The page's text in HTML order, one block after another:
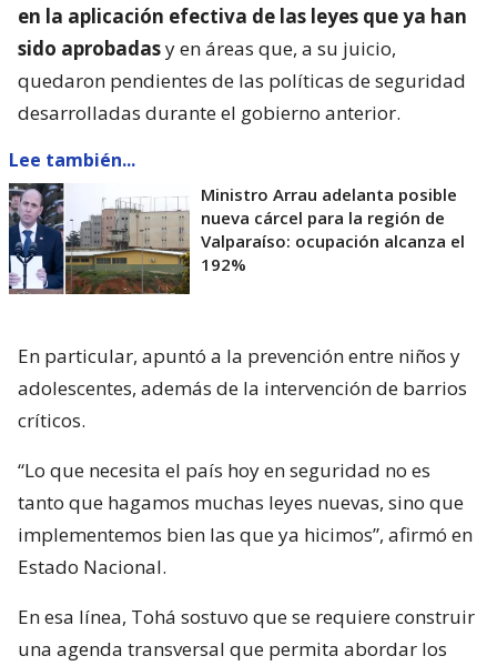
en la aplicación efectiva de las leyes que ya han
sido aprobadasy en áreas que, a su juicio,
quedaron pendientes de las políticas de seguridad
desarrolladas durante el gobierno anterior.
Lee también...
Ministro Arrau adelanta posible
nueva cárcel para la región de
Valparaíso: ocupación alcanza el
192%
En particular, apuntó a la prevención entre niños y
adolescentes, además de la intervención de barrios
críticos.
“Lo que necesita el país hoy en seguridad no es
tanto que hagamos muchas leyes nuevas, sino que
implementemos bien las que ya hicimos”, afirmó en
Estado Nacional.
En esa línea, Tohá sostuvo que se requiere construir
una agenda transversal que permita abordar los